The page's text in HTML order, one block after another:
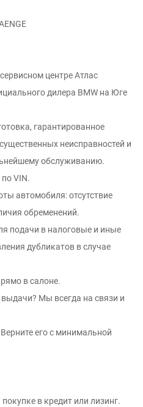
центре Атлас
дилера BMW на Юге
гарантированное
неисправностей и
обслуживанию.
VIN.
автомобиля: отсутствие
обременений.
подачи в налоговые и иные
дубликатов в случае
в салоне.
Мы всегда на связи и
его с минимальной
в кредит или лизинг.